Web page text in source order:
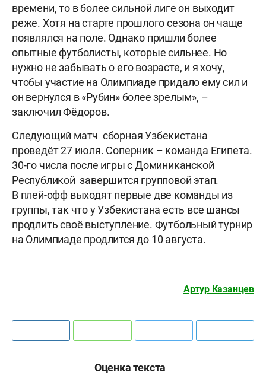
времени, то в более сильной лиге он выходит
реже. Хотя на старте прошлого сезона он чаще
появлялся на поле. Однако пришли более
опытные футболисты, которые сильнее. Но
нужно не забывать о его возрасте, и я хочу,
чтобы участие на Олимпиаде придало ему сил и
он вернулся в «Рубин» более зрелым», –
заключил Фёдоров.
Следующий матч сборная Узбекистана
проведёт 27 июля. Соперник – команда Египета.
30-го числа после игры с Доминиканской
Республикой завершится групповой этап.
В плей-офф выходят первые две команды из
группы, так что у Узбекистана есть все шансы
продлить своё выступление. Футбольный турнир
на Олимпиаде продлится до 10 августа.
Артур Казанцев
Оценка текста